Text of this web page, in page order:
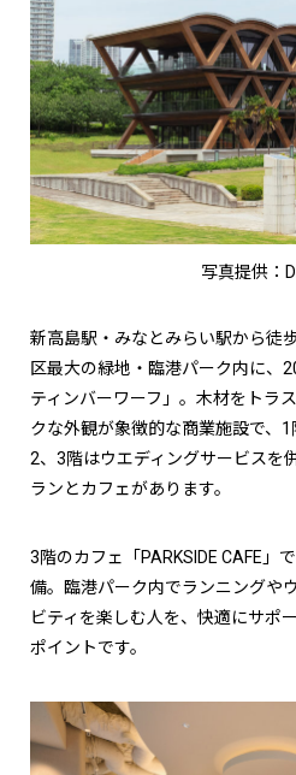
写真提供：
新高島駅・みなとみらい駅から徒
区最大の緑地・臨港パーク内に、
ティンバーワーフ」。木材をトラ
クな外観が象徴的な商業施設で、1
2、3階はウエディングサービスを
ランとカフェがあります。
3階のカフェ「PARKSIDE CAFE」
備。臨港パーク内でランニングや
ビティを楽しむ人を、快適にサポ
ポイントです。